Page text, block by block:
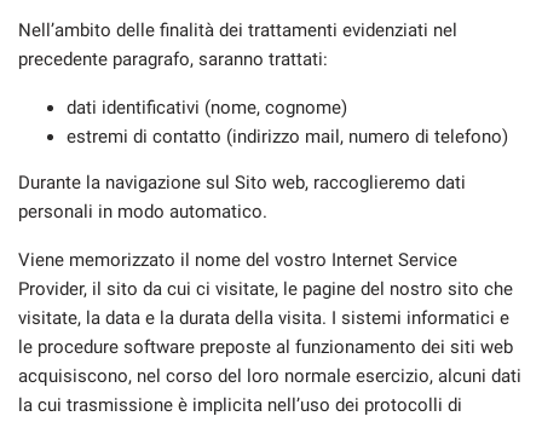
Nell’ambito delle finalità dei trattamenti evidenziati nel
precedente paragrafo, saranno trattati:
dati identificativi (nome, cognome)
estremi di contatto (indirizzo mail, numero di telefono)
Durante la navigazione sul Sito web, raccoglieremo dati
personali in modo automatico.
Viene memorizzato il nome del vostro Internet Service
Provider, il sito da cui ci visitate, le pagine del nostro sito che
visitate, la data e la durata della visita. I sistemi informatici e
le procedure software preposte al funzionamento dei siti web
acquisiscono, nel corso del loro normale esercizio, alcuni dati
la cui trasmissione è implicita nell’uso dei protocolli di